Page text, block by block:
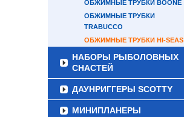
ОБЖИМНЫЕ ТРУБКИ BOONE
ОБЖИМНЫЕ ТРУБКИ
TRABUCCO
ОБЖИМНЫЕ ТРУБКИ HI-SEAS
НАБОРЫ РЫБОЛОВНЫХ
СНАСТЕЙ
ДАУНРИГГЕРЫ SCOTTY
МИНИПЛАНЕРЫ